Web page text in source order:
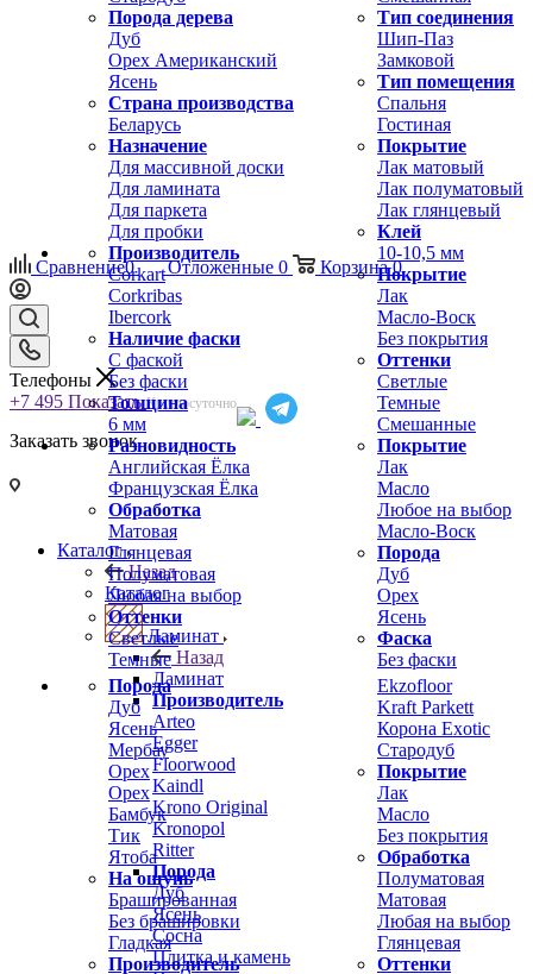
Порода дерева
Дуб
Орех Американский
Ясень
Страна производства
Беларусь
Тип соединения
Шип-Паз
Замковой
Тип помещения
Спальня
Гостиная
Назначение
Для массивной доски
Для ламината
Для паркета
Для пробки
Покрытие
Лак матовый
Лак полуматовый
Лак глянцевый
Клей
Производитель
Corkart
Corkribas
Ibercork
Наличие фаски
С фаской
Без фаски
Толщина
6 мм
10-10,5 мм
Покрытие
Лак
Масло-Воск
Без покрытия
Оттенки
Светлые
Темные
Смешанные
Разновидность
Английская Ёлка
Французская Ёлка
Обработка
Матовая
Глянцевая
Полуматовая
Любая на выбор
Оттенки
Светлые
Темные
Покрытие
Лак
Масло
Любое на выбор
Масло-Воск
Порода
Дуб
Орех
Ясень
Фаска
Без фаски
Порода
Дуб
Ясень
Мербау
Орех
Орех
Бамбук
Тик
Ятоба
На ощупь
Брашированная
Без брашировки
Гладкая
Производитель
Ekzofloor
Kraft Parkett
Корона Exotic
Стародуб
Покрытие
Лак
Масло
Без покрытия
Обработка
Полуматовая
Матовая
Любая на выбор
Глянцевая
Оттенки
Сравнение0 Отложенные 0 Корзина 0
Телефоны
+7 495 Показать Круглосуточно
Заказать звонок
Каталог
Назад
Каталог
Ламинат
Назад
Ламинат
Производитель
Arteo
Egger
Floorwood
Kaindl
Krono Original
Kronopol
Ritter
Порода
Дуб
Ясень
Сосна
Плитка и камень